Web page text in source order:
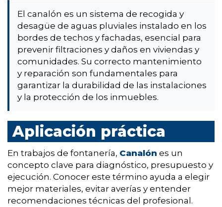
El canalón es un sistema de recogida y
desagüe de aguas pluviales instalado en los
bordes de techos y fachadas, esencial para
prevenir filtraciones y daños en viviendas y
comunidades. Su correcto mantenimiento
y reparación son fundamentales para
garantizar la durabilidad de las instalaciones
y la protección de los inmuebles.
Aplicación práctica
En trabajos de fontanería, Canalón es un
concepto clave para diagnóstico, presupuesto y
ejecución. Conocer este término ayuda a elegir
mejor materiales, evitar averías y entender
recomendaciones técnicas del profesional.